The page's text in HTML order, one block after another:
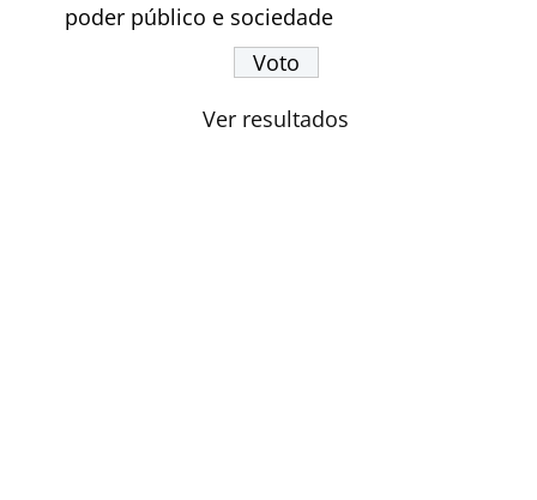
poder público e sociedade
Ver resultados